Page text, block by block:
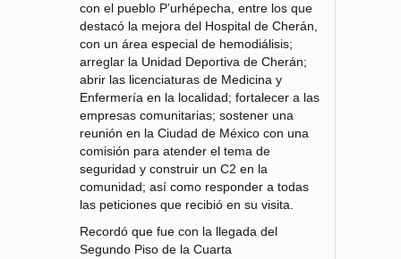
con el pueblo P’urhépecha, entre los que
destacó la mejora del Hospital de Cherán,
con un área especial de hemodiálisis;
arreglar la Unidad Deportiva de Cherán;
abrir las licenciaturas de Medicina y
Enfermería en la localidad; fortalecer a las
empresas comunitarias; sostener una
reunión en la Ciudad de México con una
comisión para atender el tema de
seguridad y construir un C2 en la
comunidad; así como responder a todas
las peticiones que recibió en su visita.
Recordó que fue con la llegada del
Segundo Piso de la Cuarta